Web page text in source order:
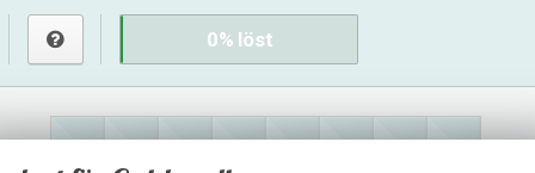
0% löst